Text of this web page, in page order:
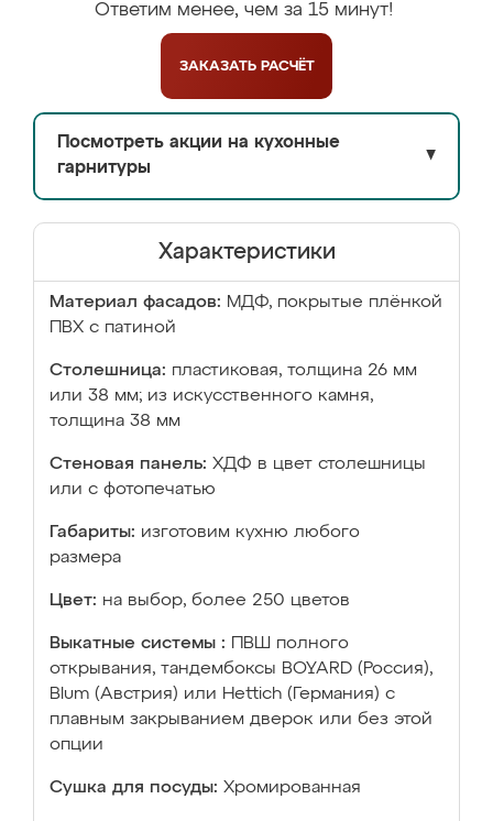
Ответим менее, чем за 15 минут!
ЗАКАЗАТЬ РАСЧЁТ
Посмотреть акции на кухонные
гарнитуры
▼
Характеристики
Материал фасадов: МДФ, покрытые плёнкой
ПВХ с патиной
Столешница: пластиковая, толщина 26 мм
или 38 мм; из искусственного камня,
толщина 38 мм
Стеновая панель: ХДФ в цвет столешницы
или с фотопечатью
Габариты: изготовим кухню любого
размера
Цвет: на выбор, более 250 цветов
Выкатные системы :
ПВШ полного
открывания, тандембоксы BOYARD (Россия),
Blum (Австрия) или Hettich (Германия) с
плавным закрыванием дверок или без этой
опции
Сушка для посуды: Хромированная